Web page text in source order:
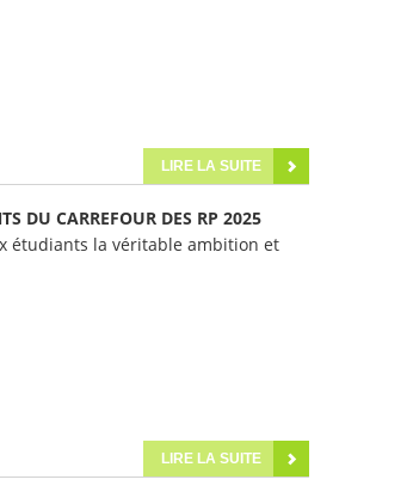
LIRE LA SUITE
DU CARREFOUR DES RP 2025
étudiants la véritable ambition et
LIRE LA SUITE